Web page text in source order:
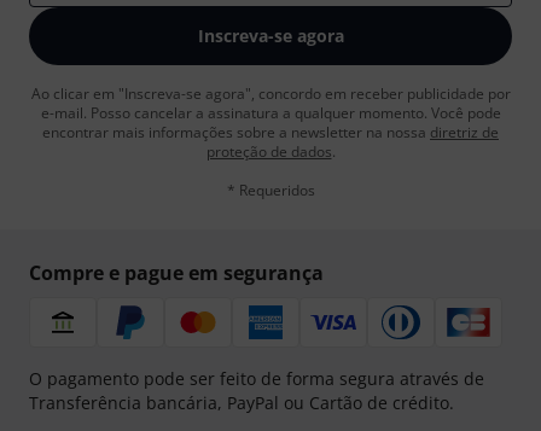
Inscreva-se agora
Ao clicar em "Inscreva-se agora", concordo em receber publicidade por
e-mail. Posso cancelar a assinatura a qualquer momento. Você pode
encontrar mais informações sobre a newsletter na nossa diretriz de
proteção de dados.
* Requeridos
Compre e pague em segurança
O pagamento pode ser feito de forma segura através de
Transferência bancária, PayPal ou Cartão de crédito.